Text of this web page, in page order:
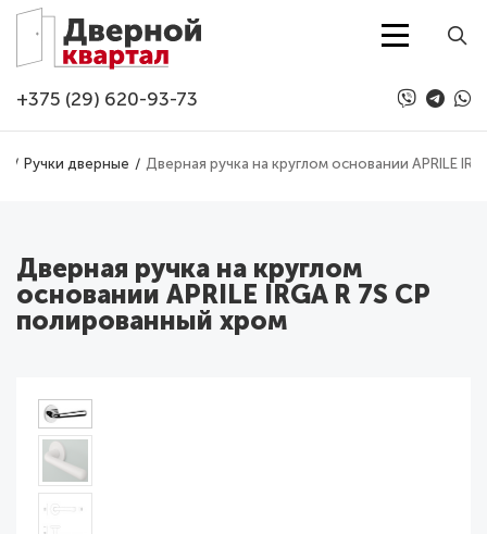
Перейти к основному содержанию
+375 (29) 620-93-73
Ручки дверные Дверная ручка на круглом основании APRILE
Дверная ручка на круглом
основании APRILE IRGA R 7S CP
полированный хром